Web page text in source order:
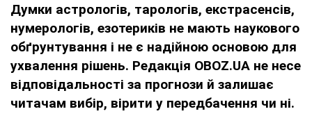
Думки астрологів, тарологів, екстрасенсів,
нумерологів, езотериків не мають наукового
обґрунтування і не є надійною основою для
ухвалення рішень. Редакція OBOZ.UA не несе
відповідальності за прогнози й залишає
читачам вибір, вірити у передбачення чи ні.